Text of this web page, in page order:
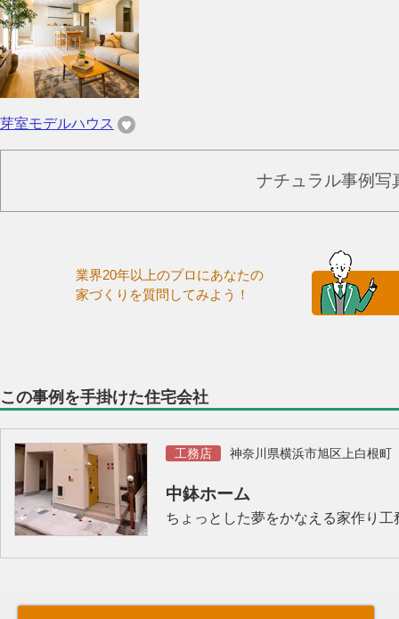
芽室モデルハウス
ナチュラル事例写
業界20年以上のプロにあなたの
家づくりを質問してみよう！
この事例を手掛けた住宅会社
工務店 神奈川県横浜市旭区上白根町
中鉢ホーム
ちょっとした夢をかなえる家作り工